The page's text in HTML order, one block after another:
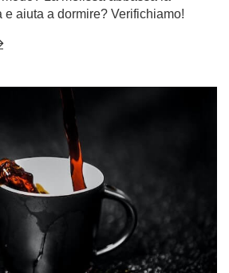
aiuta a dormire? Verifichiamo!